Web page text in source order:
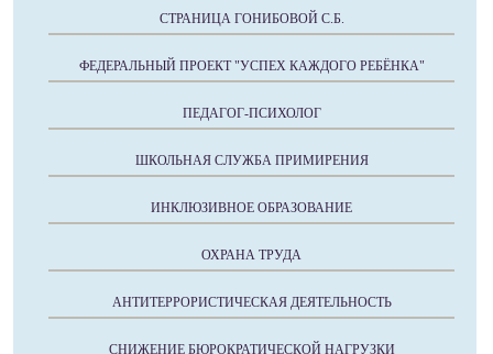
СТРАНИЦА ГОНИБОВОЙ С.Б.
ФЕДЕРАЛЬНЫЙ ПРОЕКТ "УСПЕХ КАЖДОГО РЕБЁНКА"
ПЕДАГОГ-ПСИХОЛОГ
ШКОЛЬНАЯ СЛУЖБА ПРИМИРЕНИЯ
ИНКЛЮЗИВНОЕ ОБРАЗОВАНИЕ
ОХРАНА ТРУДА
АНТИТЕРРОРИСТИЧЕСКАЯ ДЕЯТЕЛЬНОСТЬ
СНИЖЕНИЕ БЮРОКРАТИЧЕСКОЙ НАГРУЗКИ